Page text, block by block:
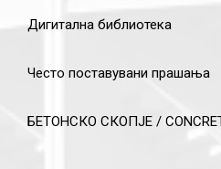
Дигитална библиотека
Често поставувани прашања
БЕТОНСКО СКОПЈЕ /